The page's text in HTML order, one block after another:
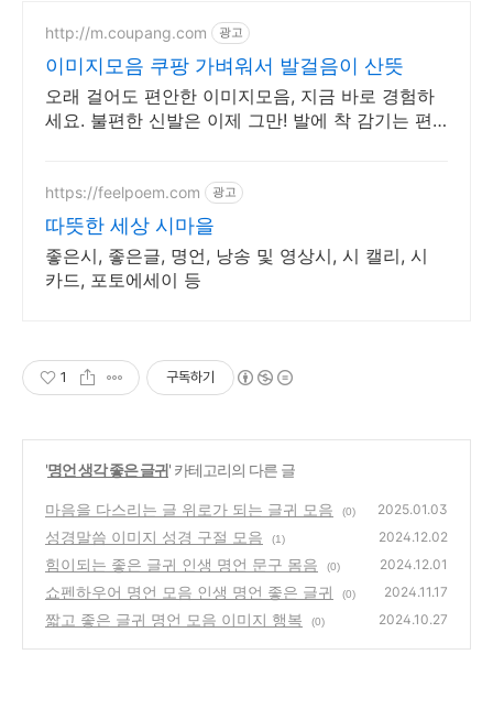
http://m.coupang.com 광고
이미지모음 쿠팡 가벼워서 발걸음이 산뜻
오래 걸어도 편안한 이미지모음, 지금 바로 경험하
세요. 불편한 신발은 이제 그만! 발에 착 감기는 편
https://feelpoem.com 광고
따뜻한 세상 시마을
좋은시, 좋은글, 명언, 낭송 및 영상시, 시 캘리, 시
카드, 포토에세이 등
1 구독하기
'명언 생각 좋은 글귀' 카테고리의 다른 글
마음을 다스리는 글 위로가 되는 글귀 모음 (0) 2025.01.03
성경말씀 이미지 성경 구절 모음 (1) 2024.12.02
힘이되는 좋은 글귀 인생 명언 문구 몸음 (0) 2024.12.01
쇼펜하우어 명언 모음 인생 명언 좋은 글귀 (0) 2024.11.17
짧고 좋은 글귀 명언 모음 이미지 행복 (0) 2024.10.27